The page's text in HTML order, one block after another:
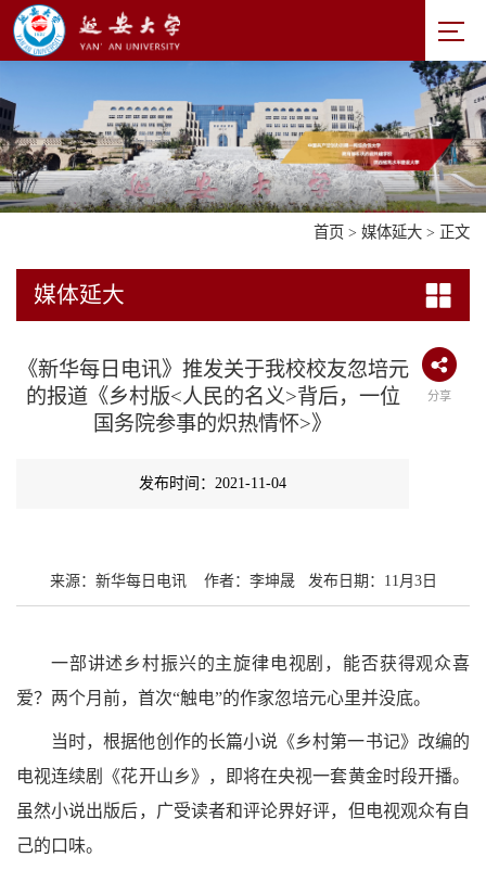
首页 > 媒体延大 > 正文
媒体延大
《新华每日电讯》推发关于我校校友忽培元
的报道《乡村版<人民的名义>背后，一位
国务院参事的炽热情怀>》
分享
发布时间：2021-11-04
来源：新华每日电讯 作者：李坤晟 发布日期： 11月3日
一部讲述乡村振兴的主旋律电视剧，能否获得观众喜
爱？两个月前，首次“触电”的作家忽培元心里并没底。
当时，根据他创作的长篇小说《乡村第一书记》改编的
电视连续剧《花开山乡》，即将在央视一套黄金时段开播。
虽然小说出版后，广受读者和评论界好评，但电视观众有自
己的口味。